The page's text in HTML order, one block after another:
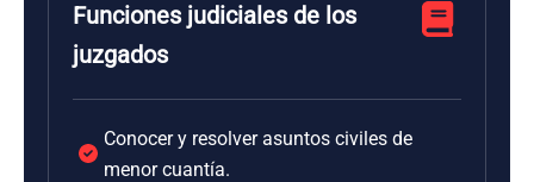
Funciones judiciales de los
juzgados
Conocer y resolver asuntos civiles de
menor cuantía.